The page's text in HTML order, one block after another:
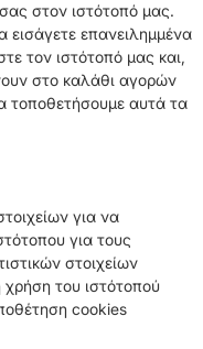
στον ιστότοπό μας.
εισάγετε επανειλημμένα
τον ιστότοπό μας και,
στο καλάθι αγορών
τοποθετήσουμε αυτά τα
για να
για τους
στοιχείων
του ιστότοπού
cookies